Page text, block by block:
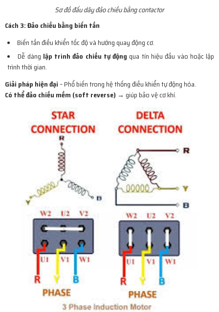
Sơ đồ đấu dây đảo chiều bằng contactor
Cách 3: Đảo chiều bằng biến tần
Biến tần điều khiển tốc độ và hướng quay động cơ.
Dễ dàng lập trình đảo chiều tự động qua tín hiệu đầu vào hoặc lập
trình thời gian.
Giải pháp hiện đại– Phổ biến trong hệ thống điều khiển tự động hóa.
Có thể đảo chiều mềm (soft reverse) → giúp bảo vệ cơ khí.